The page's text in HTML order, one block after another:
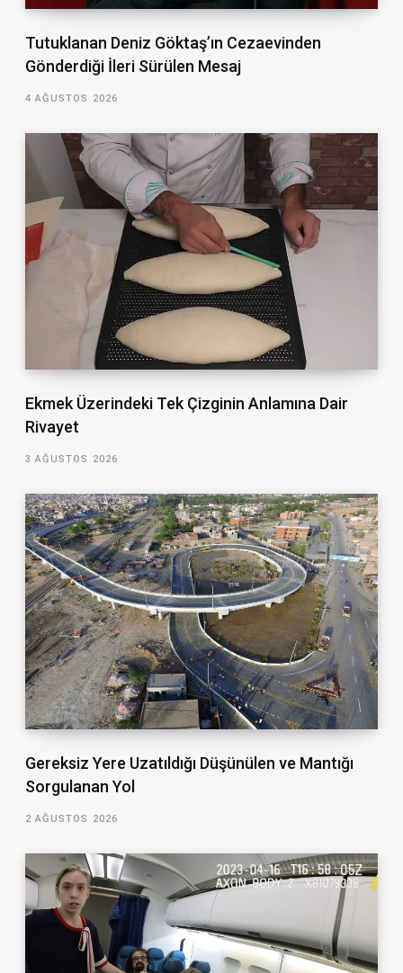
Tutuklanan Deniz Göktaş’ın Cezaevinden
Gönderdiği İleri Sürülen Mesaj
4 AĞUSTOS 2026
Ekmek Üzerindeki Tek Çizginin Anlamına Dair
Rivayet
3 AĞUSTOS 2026
Gereksiz Yere Uzatıldığı Düşünülen ve Mantığı
Sorgulanan Yol
2 AĞUSTOS 2026